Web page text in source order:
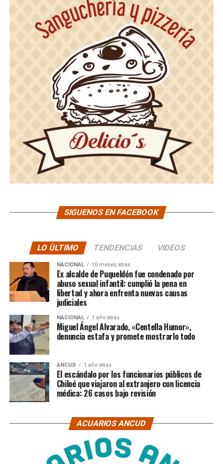
SIGUENOS EN FACEBOOK
LO ÙLTIMO TENDENCIAS VIDEOS
NACIONAL 10 meses atras
Ex alcalde de Puqueldón fue condenado por
abuso sexual infantil: cumplió la pena en
libertad y ahora enfrenta nuevas causas
judiciales
NACIONAL 1 año atras
Miguel Ángel Alvarado, «Centella Humor»,
denuncia estafa y promete mostrarlo todo
ANCUD 1 año atras
El escándalo por los funcionarios públicos de
Chiloé que viajaron al extranjero con licencia
médica: 26 casos bajo revisión
ACUARIOS ANCUD